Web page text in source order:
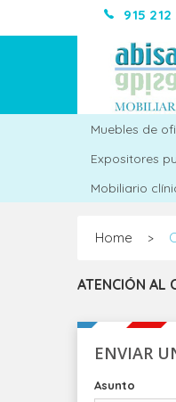
915
Muebles de
Expositores
Mobiliario
Home >
ATENCIÓN AL
ENVIAR
Asunto